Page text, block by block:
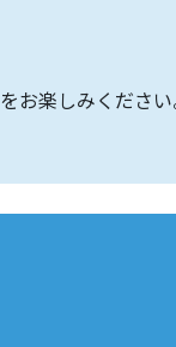
お楽しみください